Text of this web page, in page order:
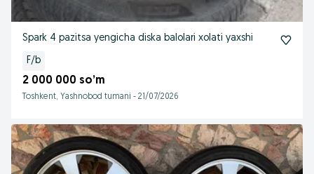
Spark 4 pazitsa yengicha diska balolari xolati yaxshi
F/b
2 000 000 so’m
Toshkent, Yashnobod tumani - 21/07/2026